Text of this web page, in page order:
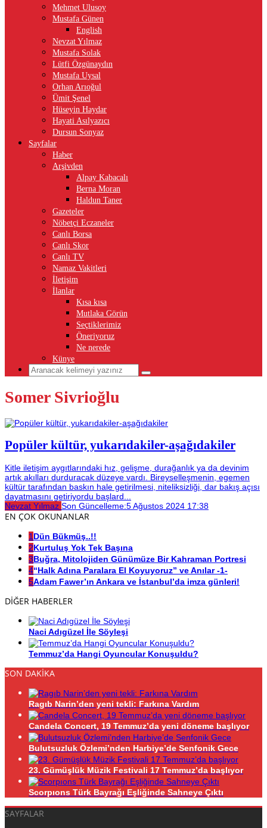
Mehmet Ulusoy
Mustafa Günen
English
Nevzat Yılmaz
Mustafa Solak
Lütfi Özgünaydın
Mustafa Uysal
Orhan Arıoğul
Ümit Şenel
Hüseyin Haydar
Hayati Asılyazıcı
Dursun Sonyaz
Sayfalar
Haber
Arşivden
Alpay Kabacalı
Berna Moran
Haldun Taner
Gazeteler
Nöbetçi Eczaneler
Canlı Borsa
Canlı Skor
Canlı TV
Namaz Vakitleri
İletişim
İlanlar
Kısa kısa
Mutlaka Görün
Seçtiklerimiz
Öneriyoruz
Ne nerede
Künye
Somer Sivrioğlu
Popüler kültür, yukarıdakiler-aşağıdakiler
Kitle iletişim aygıtlarındaki hız, gelişme, durağanlık ya da devinim
artık akılları durduracak düzeye vardı. Bireyselleşmenin, egemen
kültür tarafından baskın hale getirilmesi, niteliksizliği, dar bakış açısı
dayatmasını getiriyordu başlard...
Nevzat Yılmaz Son Güncelleme:5 Ağustos 2024 17:38
EN ÇOK OKUNANLAR
1Dün Bükmüş..!!
2Kurtuluş Yok Tek Başına
3Buğra, Mitolojiden Günümüze Bir Kahraman Portresi
4“Halk Adına Paralara El Koyuyoruz” ve Anılar -1-
5Adam Fawer’ın Ankara ve İstanbul’da imza günleri!
DİĞER HABERLER
Naci Adıgüzel İle Söyleşi
Temmuz’da Hangi Oyuncular Konuşuldu?
SON DAKİKA
Ragıb Narin’den yeni tekli: Farkına Vardım
Candela Concert, 19 Temmuz’da yeni döneme başlıyor
Bulutsuzluk Özlemi’nden Harbiye’de Senfonik Gece
23. Gümüşlük Müzik Festivali 17 Temmuz’da başlıyor
Scorpıons Türk Bayrağı Eşliğinde Sahneye Çıktı
SAYFALAR